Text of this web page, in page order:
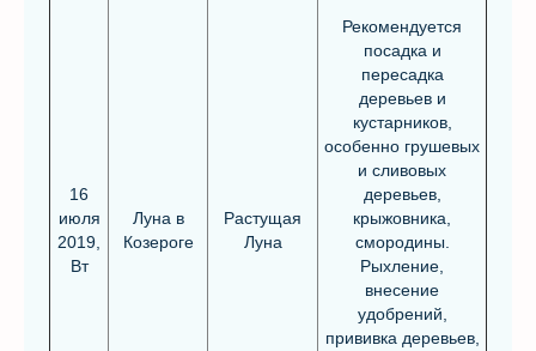
16
июля
2019,
Вт
Луна в
Козероге
Растущая
Луна
Рекомендуется
посадка и
пересадка
деревьев и
кустарников,
особенно грушевых
и сливовых
деревьев,
крыжовника,
смородины.
Рыхление,
внесение
удобрений,
прививка деревьев,